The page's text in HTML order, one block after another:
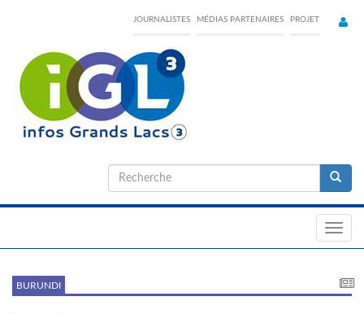
content
JOURNALISTES MÉDIAS PARTENAIRES PROJET
Formulaire
de
BURUNDI